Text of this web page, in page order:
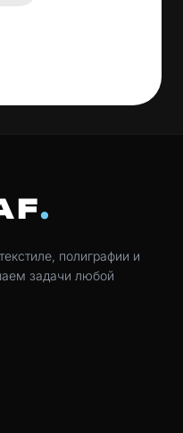
полиграфии и
задачи любой